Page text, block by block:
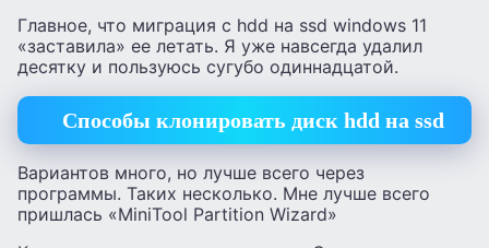
Главное, что миграция с hdd на ssd windows 11
«заставила» ее летать. Я уже навсегда удалил
десятку и пользуюсь сугубо одиннадцатой.
Способы клонировать диск hdd на ssd
Вариантов много, но лучше всего через
программы. Таких несколько. Мне лучше всего
пришлась «MiniTool Partition Wizard»